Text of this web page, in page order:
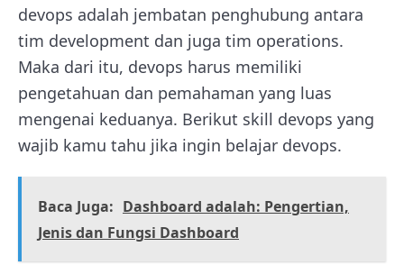
devops adalah jembatan penghubung antara
tim development dan juga tim operations.
Maka dari itu, devops harus memiliki
pengetahuan dan pemahaman yang luas
mengenai keduanya. Berikut skill devops yang
wajib kamu tahu jika ingin belajar devops.
Baca Juga: Dashboard adalah: Pengertian,
Jenis dan Fungsi Dashboard